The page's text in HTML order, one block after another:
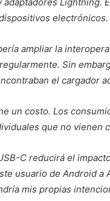
ampliar la
Sin
el cargador
un costo. Los
que no vienen
C reducirá el
usuario de Android
mis propias